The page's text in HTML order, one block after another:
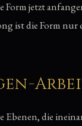
Form jetzt
ist die Form nur
die